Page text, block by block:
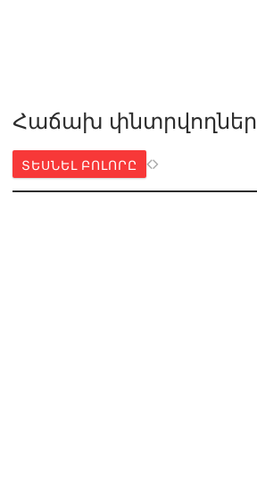
Հաճախ փնտրվողներ
ՏԵՍՆԵԼ ԲՈԼՈՐԸ